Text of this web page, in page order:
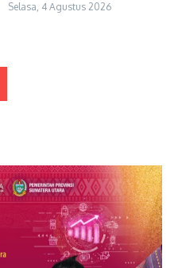
Selasa, 4 Agustus 2026